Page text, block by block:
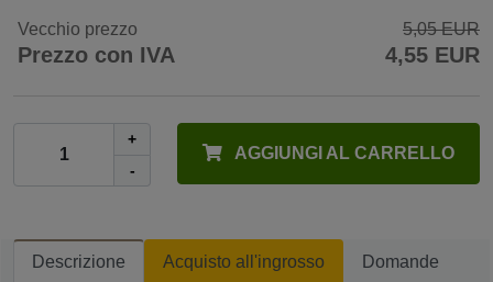
Vecchio prezzo 5,05 EUR
Prezzo con IVA 4,55 EUR
+
-
AGGIUNGI AL CARRELLO
Descrizione Acquisto all'ingrosso Domande